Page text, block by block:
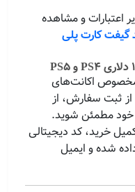
اعتبارات و مشاهده
گیفت کارت پلی
اکانت‌های
ثبت سفارش، از
خرید، کد دیجیتالی
شده و ایمیل